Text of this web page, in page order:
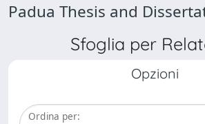
Padua Thesis and
Sfoglia per
Opzioni
Ordina per: